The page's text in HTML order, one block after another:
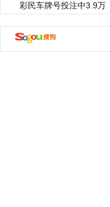
彩民车牌号投注中3.9万